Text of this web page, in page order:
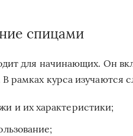
спицами
для начинающих. Он
В рамках курса изучаются
и их характеристики;